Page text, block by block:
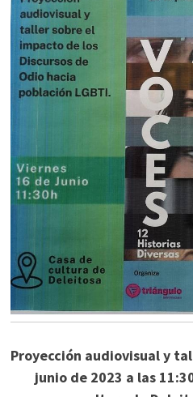
Proyección audiovisual y
junio de 2023 a las